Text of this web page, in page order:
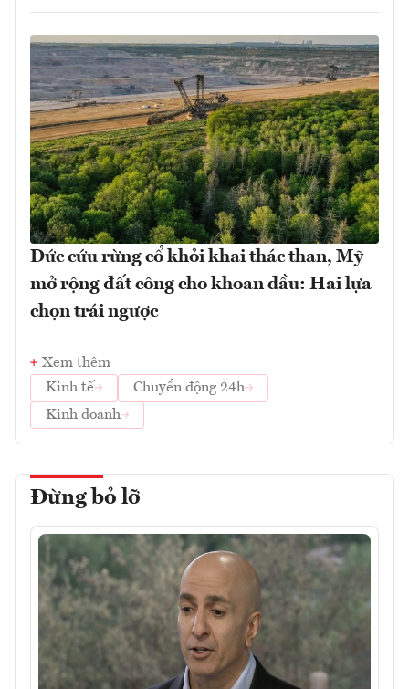
Đức cứu rừng cổ khỏi khai thác than, Mỹ
mở rộng đất công cho khoan dầu: Hai lựa
chọn trái ngược
Xem thêm
Kinh tế
Chuyển động 24h
Kinh doanh
Đừng bỏ lỡ